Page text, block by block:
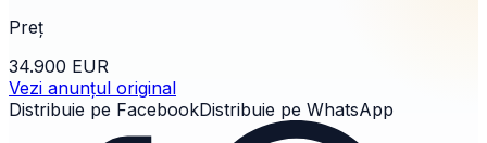
Preț
34.900 EUR
Vezi anunțul original
Distribuie pe FacebookDistribuie pe WhatsApp